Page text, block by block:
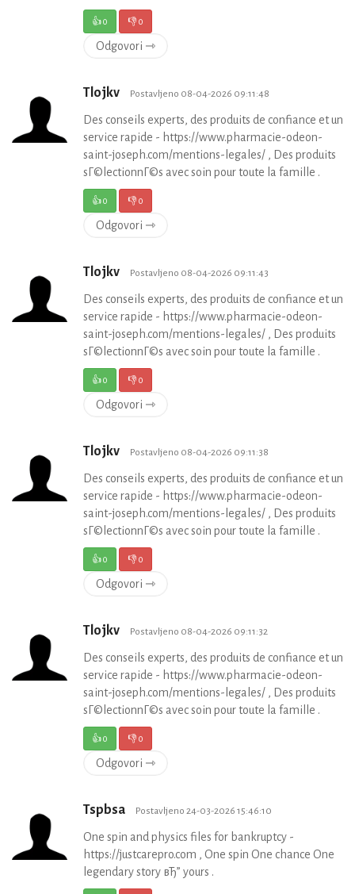
👍0 👎0
Odgovori ⇾
Tlojkv Postavljeno 08-04-2026 09:11:48
Des conseils experts, des produits de confiance et un
service rapide - https://www.pharmacie-odeon-
saint-joseph.com/mentions-legales/ , Des produits
sГ©lectionnГ©s avec soin pour toute la famille .
👍0 👎0
Odgovori ⇾
Tlojkv Postavljeno 08-04-2026 09:11:43
Des conseils experts, des produits de confiance et un
service rapide - https://www.pharmacie-odeon-
saint-joseph.com/mentions-legales/ , Des produits
sГ©lectionnГ©s avec soin pour toute la famille .
👍0 👎0
Odgovori ⇾
Tlojkv Postavljeno 08-04-2026 09:11:38
Des conseils experts, des produits de confiance et un
service rapide - https://www.pharmacie-odeon-
saint-joseph.com/mentions-legales/ , Des produits
sГ©lectionnГ©s avec soin pour toute la famille .
👍0 👎0
Odgovori ⇾
Tlojkv Postavljeno 08-04-2026 09:11:32
Des conseils experts, des produits de confiance et un
service rapide - https://www.pharmacie-odeon-
saint-joseph.com/mentions-legales/ , Des produits
sГ©lectionnГ©s avec soin pour toute la famille .
👍0 👎0
Odgovori ⇾
Tspbsa Postavljeno 24-03-2026 15:46:10
One spin and physics files for bankruptcy -
https://justcarepro.com , One spin One chance One
legendary story вЂ” yours .